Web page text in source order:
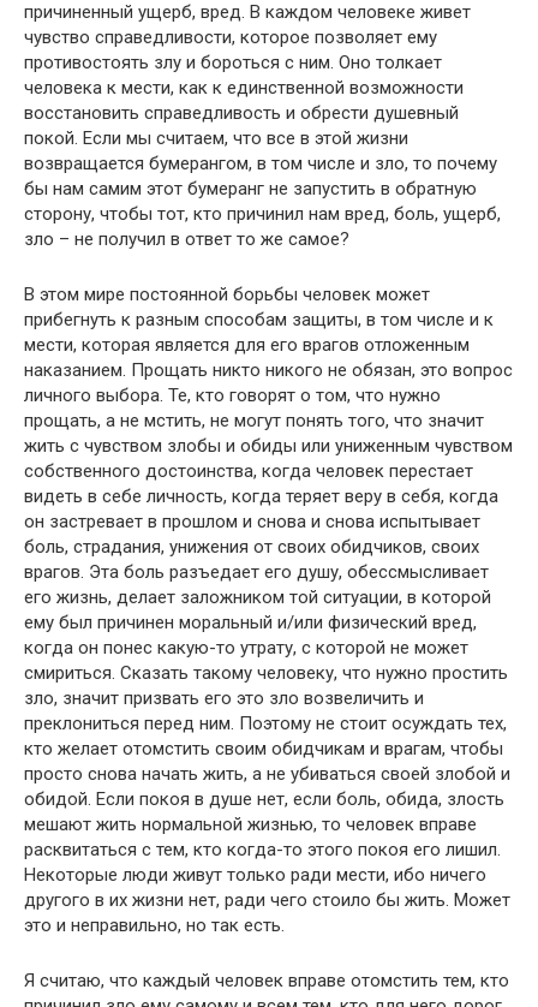
причиненный ущерб, вред. В каждом человеке живет
чувство справедливости, которое позволяет ему
противостоять злу и бороться с ним. Оно толкает
человека к мести, как к единственной возможности
восстановить справедливость и обрести душевный
покой. Если мы считаем, что все в этой жизни
возвращается бумерангом, в том числе и зло, то почему
бы нам самим этот бумеранг не запустить в обратную
сторону, чтобы тот, кто причинил нам вред, боль, ущерб,
зло – не получил в ответ то же самое?
В этом мире постоянной борьбы человек может
прибегнуть к разным способам защиты, в том числе и к
мести, которая является для его врагов отложенным
наказанием. Прощать никто никого не обязан, это вопрос
личного выбора. Те, кто говорят о том, что нужно
прощать, а не мстить, не могут понять того, что значит
жить с чувством злобы и обиды или униженным чувством
собственного достоинства, когда человек перестает
видеть в себе личность, когда теряет веру в себя, когда
он застревает в прошлом и снова и снова испытывает
боль, страдания, унижения от своих обидчиков, своих
врагов. Эта боль разъедает его душу, обессмысливает
его жизнь, делает заложником той ситуации, в которой
ему был причинен моральный и/или физический вред,
когда он понес какую-то утрату, с которой не может
смириться. Сказать такому человеку, что нужно простить
зло, значит призвать его это зло возвеличить и
преклониться перед ним. Поэтому не стоит осуждать тех,
кто желает отомстить своим обидчикам и врагам, чтобы
просто снова начать жить, а не убиваться своей злобой и
обидой. Если покоя в душе нет, если боль, обида, злость
мешают жить нормальной жизнью, то человек вправе
расквитаться с тем, кто когда-то этого покоя его лишил.
Некоторые люди живут только ради мести, ибо ничего
другого в их жизни нет, ради чего стоило бы жить. Может
это и неправильно, но так есть.
Я считаю, что каждый человек вправе отомстить тем, кто